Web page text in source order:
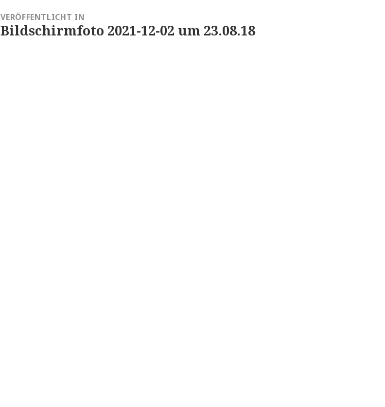
VERÖFFENTLICHT IN
Bildschirmfoto 2021-12-02 um 23.08.18